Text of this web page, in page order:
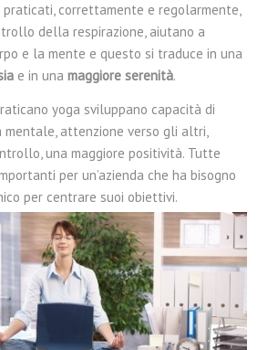
praticati, correttamente e regolarmente,
della respirazione, aiutano a
e la mente e questo si traduce in una
e in una maggiore serenità.
yoga sviluppano capacità di
mentale, attenzione verso gli altri,
una maggiore positività. Tutte
per un’azienda che ha bisogno
per centrare suoi obiettivi.